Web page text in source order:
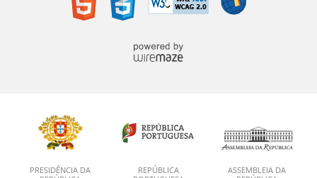
PRESIDÊNCIA DA
REPÚBLICA
ASSEMBLEIA DA